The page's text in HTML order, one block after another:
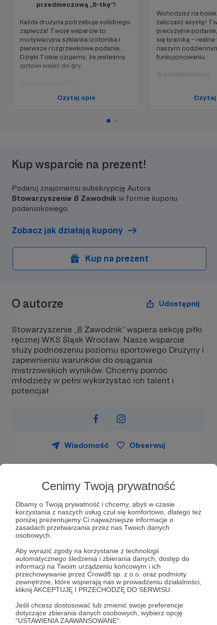
Cenimy Twoją prywatność
Dbamy o Twoją prywatność i chcemy, abyś w czasie
korzystania z naszych usług czuł się komfortowo, dlatego też
poniżej prezentujemy Ci najważniejsze informacje o
zasadach przetwarzania przez nas Twoich danych
osobowych.
Aby wyrazić zgody na korzystanie z technologii
automatycznego śledzenia i zbierania danych, dostęp do
informacji na Twoim urządzeniu końcowym i ich
przechowywanie przez Crowd8 sp. z o.o. oraz podmioty
zewnętrzne, które wspierają nas w prowadzeniu działalności,
kliknij AKCEPTUJĘ I PRZECHODZĘ DO SERWISU.
Jeśli chcesz dostosować lub zmienić swoje preferencje
dotyczące zbierania danych osobowych, wybierz opcję
"USTAWIENIA ZAAWANSOWANE".
przedmeczową „5-tkę”!
Każda drużyna potrzebuje solidnego
zaplecza! Twoje wsparcie to
motywacyjna szklanka izotonika i
pierwsze rozgrzewkowe podanie.
Dzięki Tobie czujemy, że jesteśmy
gotowi wejść do gry.
• będziesz regularnie otrzymywać
z informacjami o planach, sukcesach
social mediach.
Czytaj opis
Wchodzisz na
zaliczasz asystę!
precyzyjne
się bramką –
naszym
funkcjonowaniu.
W podziękowaniu:
Kup wsparcie na prezent!
Podaruj znajomemu subskrypcję Autora
Stowarzyszenie 8 Zawodnik w formie kuponu
podarunkowego.
Zobacz jak działają kupony
Kup na prezent
O autorze Udostępnij
Stowarzyszenie „8 Zawodnik” wspiera sekcję piłki
ręcznej WKS Śląsk Wrocław. Nasze wsparcie
służy podnoszeniu poziomu sportowego Drużyny i
zapewnieniu warunków do osiągania
mistrzowskich wyników. Chcemy pomóc
młodzieży w pełni wykorzystać ich talent i
potencjał.
Wiadomość Obserwuj
Jak to się zaczęło?
Zaczęło się od zwykłego SKS-u w SP nr 1 we
Wrocławiu, który okazał się niezwykły za sprawą
wspaniałego trenera p. AndrzejaDudkowskiego
Przekazał on chłopcom pasję do piłki ręcznej,